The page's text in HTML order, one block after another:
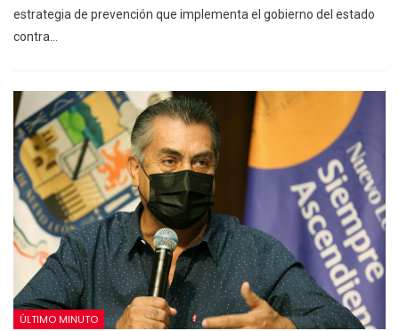
estrategia de prevención que implementa el gobierno del estado
contra…
ÚLTIMO MINUTO